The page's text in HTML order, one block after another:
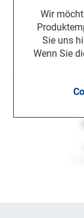
Wir
Sie uns
Wenn Sie